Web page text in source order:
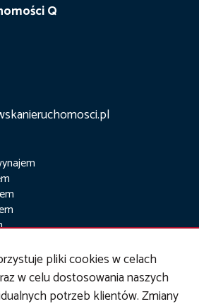
Q
pliki cookies w celach
w celu dostosowania naszych
potrzeb klientów. Zmiany